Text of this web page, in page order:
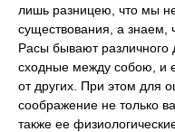
лишь разницею, что мы
существования, а знаем,
Расы бывают различного
сходные между собою, и
от других. При этом для
соображение не только
также ее